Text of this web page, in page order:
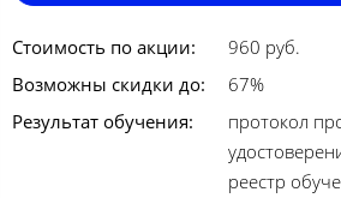
Стоимость по акции:
960 руб.
Возможны скидки до:
67%
Результат обучения:
протокол
реестр